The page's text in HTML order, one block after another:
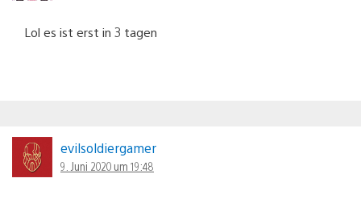
Lol es ist erst in 3 tagen
evilsoldiergamer
9. Juni 2020 um 19:48